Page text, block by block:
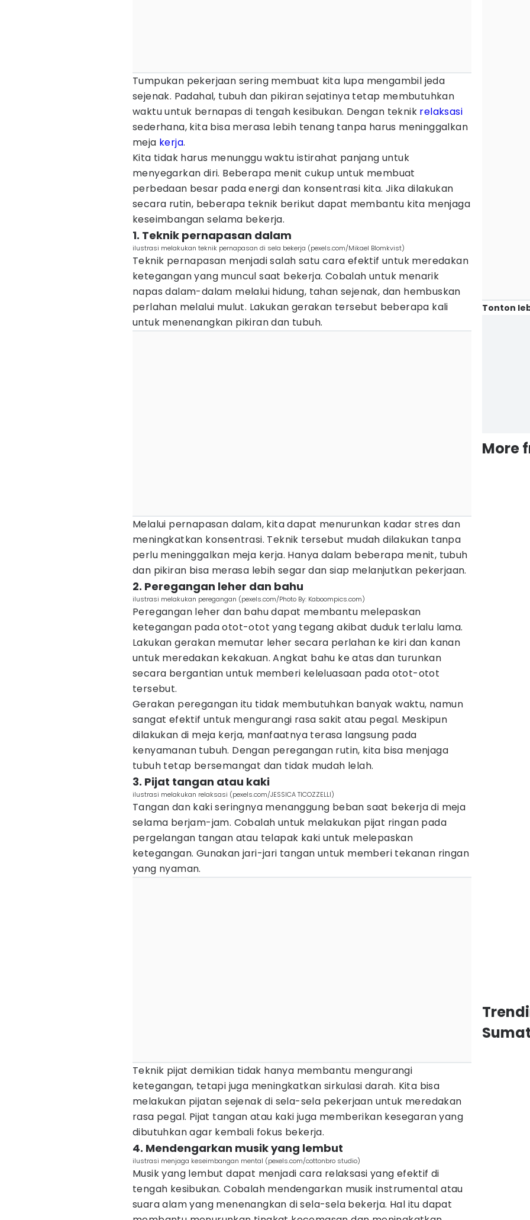
Tumpukan pekerjaan sering membuat kita lupa mengambil jeda
sejenak. Padahal, tubuh dan pikiran sejatinya tetap membutuhkan
waktu untuk bernapas di tengah kesibukan. Dengan teknik relaksasi
sederhana, kita bisa merasa lebih tenang tanpa harus meninggalkan
meja kerja.
Kita tidak harus menunggu waktu istirahat panjang untuk
menyegarkan diri. Beberapa menit cukup untuk membuat
perbedaan besar pada energi dan konsentrasi kita. Jika dilakukan
secara rutin, beberapa teknik berikut dapat membantu kita menjaga
keseimbangan selama bekerja.
1. Teknik pernapasan dalam
ilustrasi melakukan teknik pernapasan di sela bekerja (pexels.com/Mikael Blomkvist)
Teknik pernapasan menjadi salah satu cara efektif untuk meredakan
ketegangan yang muncul saat bekerja. Cobalah untuk menarik
napas dalam-dalam melalui hidung, tahan sejenak, dan hembuskan
perlahan melalui mulut. Lakukan gerakan tersebut beberapa kali
untuk menenangkan pikiran dan tubuh.
Melalui pernapasan dalam, kita dapat menurunkan kadar stres dan
meningkatkan konsentrasi. Teknik tersebut mudah dilakukan tanpa
perlu meninggalkan meja kerja. Hanya dalam beberapa menit, tubuh
dan pikiran bisa merasa lebih segar dan siap melanjutkan pekerjaan.
2. Peregangan leher dan bahu
ilustrasi melakukan peregangan (pexels.com/Photo By: Kaboompics.com)
Peregangan leher dan bahu dapat membantu melepaskan
ketegangan pada otot-otot yang tegang akibat duduk terlalu lama.
Lakukan gerakan memutar leher secara perlahan ke kiri dan kanan
untuk meredakan kekakuan. Angkat bahu ke atas dan turunkan
secara bergantian untuk memberi keleluasaan pada otot-otot
tersebut.
Gerakan peregangan itu tidak membutuhkan banyak waktu, namun
sangat efektif untuk mengurangi rasa sakit atau pegal. Meskipun
dilakukan di meja kerja, manfaatnya terasa langsung pada
kenyamanan tubuh. Dengan peregangan rutin, kita bisa menjaga
tubuh tetap bersemangat dan tidak mudah lelah.
3. Pijat tangan atau kaki
ilustrasi melakukan relaksasi (pexels.com/JESSICA TICOZZELLI)
Tangan dan kaki seringnya menanggung beban saat bekerja di meja
selama berjam-jam. Cobalah untuk melakukan pijat ringan pada
pergelangan tangan atau telapak kaki untuk melepaskan
ketegangan. Gunakan jari-jari tangan untuk memberi tekanan ringan
yang nyaman.
Teknik pijat demikian tidak hanya membantu mengurangi
ketegangan, tetapi juga meningkatkan sirkulasi darah. Kita bisa
melakukan pijatan sejenak di sela-sela pekerjaan untuk meredakan
rasa pegal. Pijat tangan atau kaki juga memberikan kesegaran yang
dibutuhkan agar kembali fokus bekerja.
4. Mendengarkan musik yang lembut
ilustrasi menjaga keseimbangan mental (pexels.com/cottonbro studio)
Musik yang lembut dapat menjadi cara relaksasi yang efektif di
tengah kesibukan. Cobalah mendengarkan musik instrumental atau
suara alam yang menenangkan di sela-sela bekerja. Hal itu dapat
Tonton
More